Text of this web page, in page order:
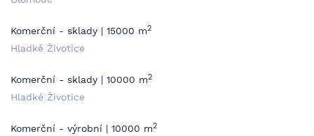
Komerční - sklady | 15000 m2
Hladké Životice
Komerční - sklady | 10000 m2
Hladké Životice
Komerční - výrobní | 10000 m2